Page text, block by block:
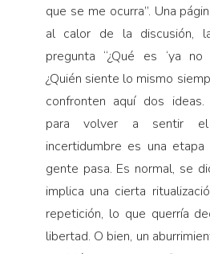
que se me ocurra”. Una
al calor de la discusión,
pregunta “¿Qué es ‘ya
¿Quién siente lo mismo
confronten aquí dos ideas.
para volver a sentir
incertidumbre es una
gente pasa. Es normal, se
implica una cierta
repetición, lo que querría
libertad. O bien, un